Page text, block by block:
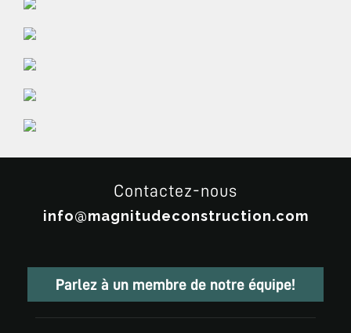
Contactez-nous
info@magnitudeconstruction.com
Parlez à un membre de notre équipe!